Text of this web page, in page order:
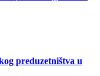
preduzetništva u